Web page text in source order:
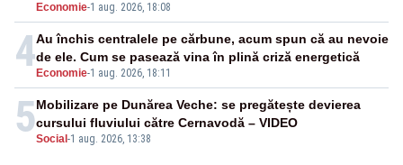
Economie-1 aug. 2026, 18:08
4 Economie-1 aug. 2026, 18:11
Au închis centralele pe cărbune, acum spun că au nevoie
de ele. Cum se pasează vina în plină criză energetică
5Social -1 aug. 2026, 13:38
Mobilizare pe Dunărea Veche: se pregătește devierea
cursului fluviului către Cernavodă – VIDEO